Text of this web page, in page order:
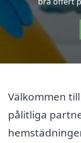
Välkommen till
pålitliga